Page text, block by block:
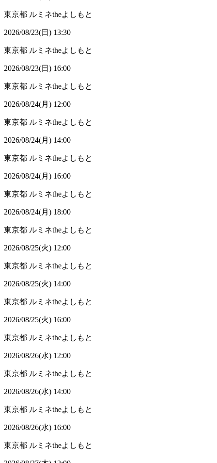
東京都 ルミネtheよしもと
2026/08/23(日) 13:30
東京都 ルミネtheよしもと
2026/08/23(日) 16:00
東京都 ルミネtheよしもと
2026/08/24(月) 12:00
東京都 ルミネtheよしもと
2026/08/24(月) 14:00
東京都 ルミネtheよしもと
2026/08/24(月) 16:00
東京都 ルミネtheよしもと
2026/08/24(月) 18:00
東京都 ルミネtheよしもと
2026/08/25(火) 12:00
東京都 ルミネtheよしもと
2026/08/25(火) 14:00
東京都 ルミネtheよしもと
2026/08/25(火) 16:00
東京都 ルミネtheよしもと
2026/08/26(水) 12:00
東京都 ルミネtheよしもと
2026/08/26(水) 14:00
東京都 ルミネtheよしもと
2026/08/26(水) 16:00
東京都 ルミネtheよしもと